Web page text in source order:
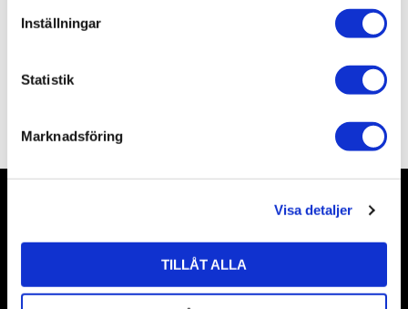
a
Inställningar
Statistik
Marknadsföring
Visa detaljer
TILLÅT ALLA
Nyhetsbrev